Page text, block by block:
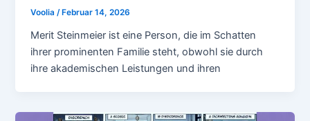
Voolia/ Februar 14, 2026
Merit Steinmeier ist eine Person, die im Schatten
ihrer prominenten Familie steht, obwohl sie durch
ihre akademischen Leistungen und ihren